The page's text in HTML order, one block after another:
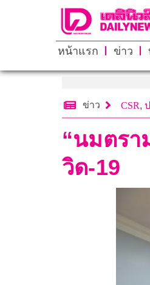
หน้าแรก ข่าว
ข่าว CSR,
“นมตรา
วิด-19